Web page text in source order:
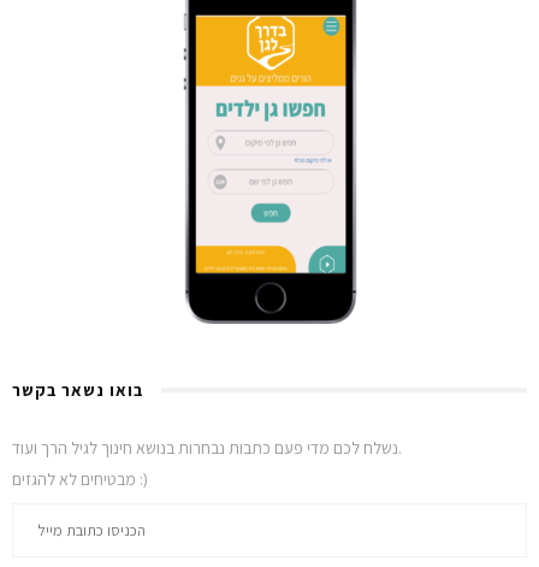
בואו נשאר בקשר
נשלח לכם מדי פעם כתבות נבחרות בנושא חינוך לגיל הרך ועוד.
מבטיחים לא להגזים :)